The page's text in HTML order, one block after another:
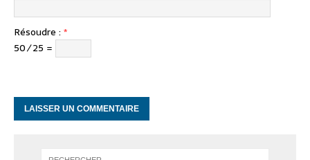
Résoudre : *
50 ⁄ 25 =